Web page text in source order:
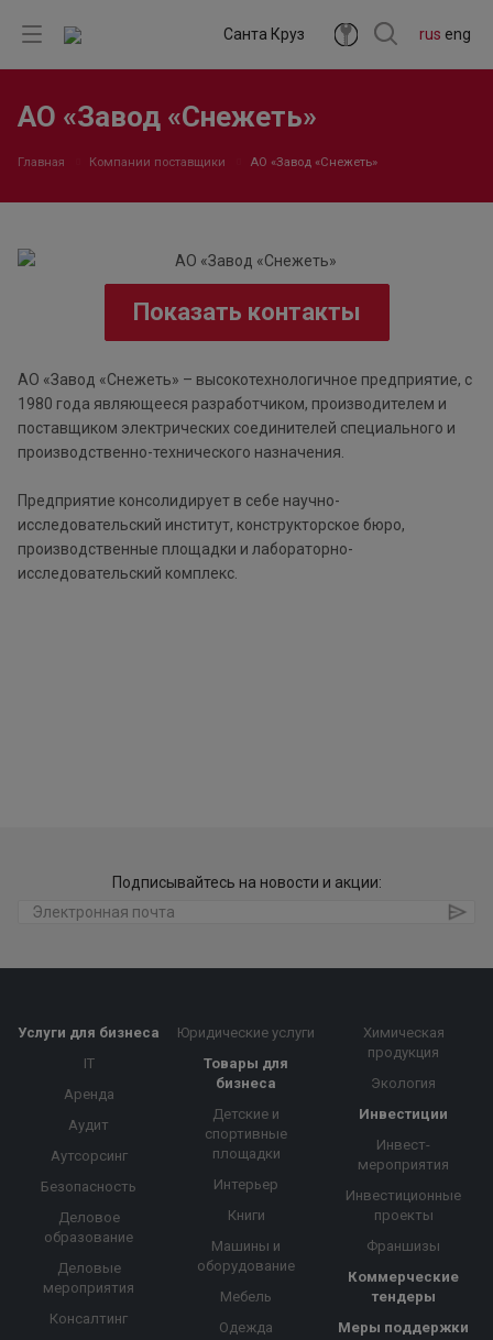
rus eng
Санта Круз
АО «Завод «Снежеть»
Главная Компании поставщики АО «Завод «Снежеть»
Показать контакты
АО «Завод «Снежеть» – высокотехнологичное предприятие, с
1980 года являющееся разработчиком, производителем и
поставщиком электрических соединителей специального и
производственно-технического назначения.
Предприятие консолидирует в себе научно-
исследовательский институт, конструкторское бюро,
производственные площадки и лабораторно-
исследовательский комплекс.
Подписывайтесь на новости и акции:
Услуги для бизнеса
IT
Аренда
Аудит
Аутсорсинг
Безопасность
Деловое
образование
Деловые
мероприятия
Консалтинг
Юридические услуги
Товары для
бизнеса
Детские и
спортивные
площадки
Интерьер
Книги
Машины и
оборудование
Мебель
Одежда
Химическая
продукция
Экология
Инвестиции
Инвест-
мероприятия
Инвестиционные
проекты
Франшизы
Коммерческие
тендеры
Меры поддержки